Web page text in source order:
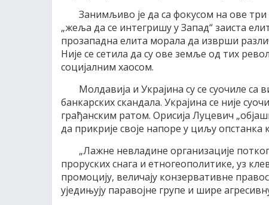
Занимљиво је да са фокусом на ове
„жеља да се интегришу у Запад“ заиста
прозападна елита морала да изврши
Није се сетила да су ове земље од тих
социјалним хаосом.
Молдавија и Украјина су се суочиле
банкарских скандала. Украјина се није
грађанским ратом. Орисија Луцевич
да прикрије своје напоре у циљу опстанка
„Лажне невладине организације
проруских снага и етногеополитике, уз
промоцију, величају конзервативне
уједињују паравојне групе и шире